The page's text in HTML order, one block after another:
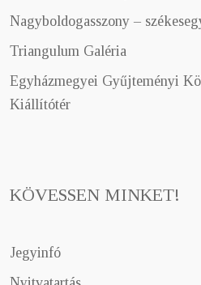
Nagyboldogasszony –
Triangulum Galéria
Egyházmegyei Gyűjteményi
Kiállítótér
KÖVESSEN MINKET!
Jegyinfó